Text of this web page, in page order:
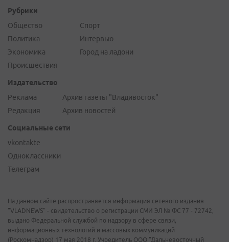
Рубрики
Общество
Политика
Экономика
Происшествия
Спорт
Интервью
Город на ладони
Издательство
Реклама
Редакция
Архив газеты "Владивосток"
Архив новостей
Социальные сети
vkontakte
Одноклассники
Телеграм
На данном сайте распространяется информация сетевого издания
"VLADNEWS" - свидетельство о регистрации СМИ ЭЛ № ФС 77 - 72742,
выдано Федеральной службой по надзору в сфере связи,
информационных технологий и массовых коммуникаций
(Роскомнадзор) 17 мая 2018 г. Учредитель ООО "Дальневосточный